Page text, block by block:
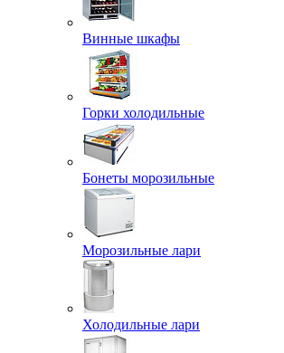
Винные шкафы
Горки холодильные
Бонеты морозильные
Морозильные лари
Холодильные лари